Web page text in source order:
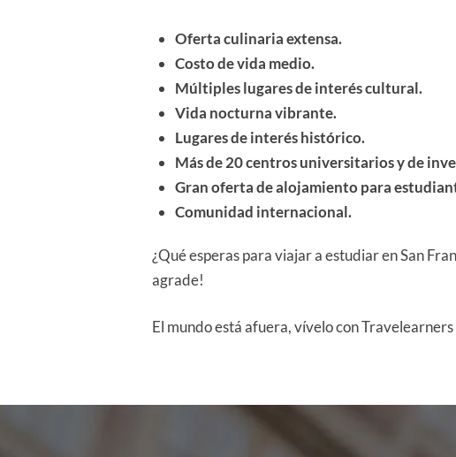
Oferta culinaria extensa.
Costo de vida medio.
Múltiples lugares de interés cultural.
Vida nocturna vibrante.
Lugares de interés histórico.
Más de 20 centros universitarios y de
Gran oferta de alojamiento para
Comunidad internacional.
¿Qué esperas para viajar a estudiar en San
agrade!
El mundo está afuera, vívelo con